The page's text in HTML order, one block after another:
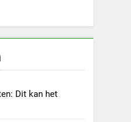
Dit kan het